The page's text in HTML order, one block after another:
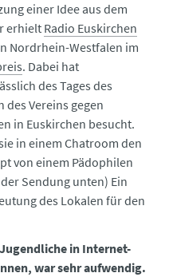
einer Idee aus dem
erhielt Radio Euskirchen
Nordrhein-Westfalen im
. Dabei hat
des Tages des
Vereins gegen
in Euskirchen besucht.
in einem Chatroom den
von einem Pädophilen
Sendung unten) Ein
des Lokalen für den
in Internet-
war sehr aufwendig.